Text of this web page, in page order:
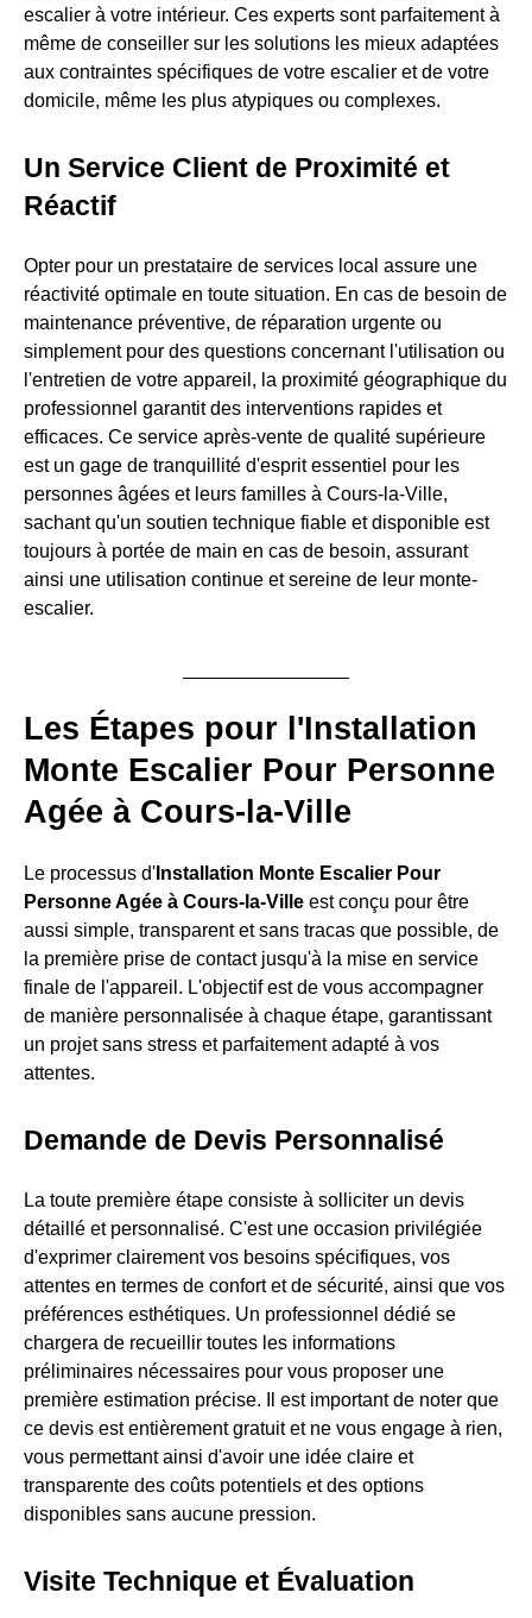
escalier à votre intérieur. Ces experts sont parfaitement à
même de conseiller sur les solutions les mieux adaptées
aux contraintes spécifiques de votre escalier et de votre
domicile, même les plus atypiques ou complexes.
Un Service Client de Proximité et
Réactif
Opter pour un prestataire de services local assure une
réactivité optimale en toute situation. En cas de besoin de
maintenance préventive, de réparation urgente ou
simplement pour des questions concernant l'utilisation ou
l'entretien de votre appareil, la proximité géographique du
professionnel garantit des interventions rapides et
efficaces. Ce service après-vente de qualité supérieure
est un gage de tranquillité d'esprit essentiel pour les
personnes âgées et leurs familles à Cours-la-Ville,
sachant qu'un soutien technique fiable et disponible est
toujours à portée de main en cas de besoin, assurant
ainsi une utilisation continue et sereine de leur monte-
escalier.
Les Étapes pour l'Installation
Monte Escalier Pour Personne
Agée à Cours-la-Ville
Le processus d' Installation Monte Escalier Pour
Personne Agée à Cours-la-Ville est conçu pour être
aussi simple, transparent et sans tracas que possible, de
la première prise de contact jusqu'à la mise en service
finale de l'appareil. L'objectif est de vous accompagner
de manière personnalisée à chaque étape, garantissant
un projet sans stress et parfaitement adapté à vos
attentes.
Demande de Devis Personnalisé
La toute première étape consiste à solliciter un devis
détaillé et personnalisé. C'est une occasion privilégiée
d'exprimer clairement vos besoins spécifiques, vos
attentes en termes de confort et de sécurité, ainsi que vos
préférences esthétiques. Un professionnel dédié se
chargera de recueillir toutes les informations
préliminaires nécessaires pour vous proposer une
première estimation précise. Il est important de noter que
ce devis est entièrement gratuit et ne vous engage à rien,
vous permettant ainsi d'avoir une idée claire et
transparente des coûts potentiels et des options
disponibles sans aucune pression.
Visite Technique et Évaluation